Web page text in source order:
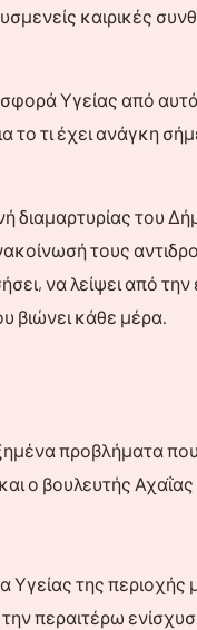
καιρικές
Υγείας από
το τι έχει ανάγκη
διαμαρτυρίας του
τους
να λείψει από
βιώνει κάθε μέρα.
προβλήματα
ο βουλευτής
της
περαιτέρω